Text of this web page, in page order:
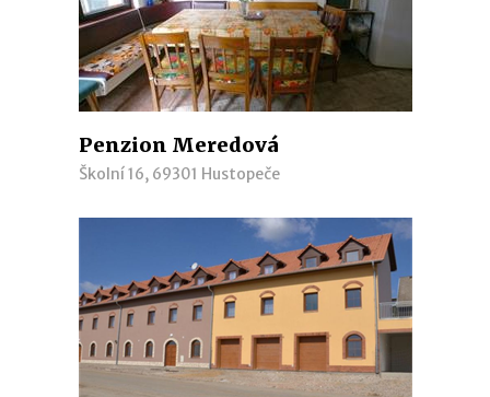
Penzion Meredová
Školní 16, 69301 Hustopeče